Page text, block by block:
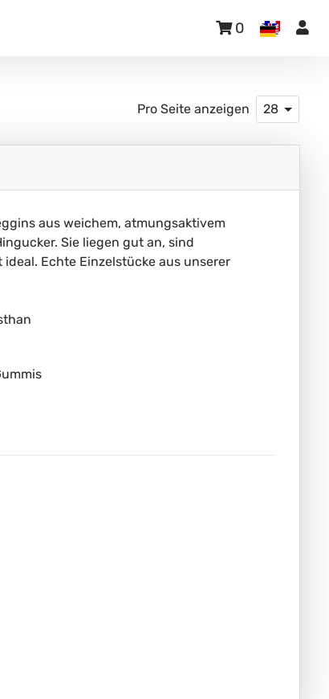
0
Pro Seite anzeigen 28
aus weichem, atmungsaktivem
Sie liegen gut an, sind
Echte Einzelstücke aus unserer